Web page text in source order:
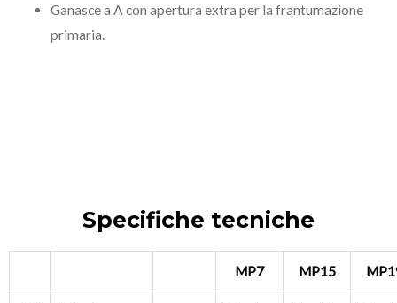
Ganasce a A con apertura extra per la frantumazione
primaria.
Specifiche tecniche
MP7 MP15